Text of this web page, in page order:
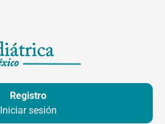
Registro
Iniciar sesión